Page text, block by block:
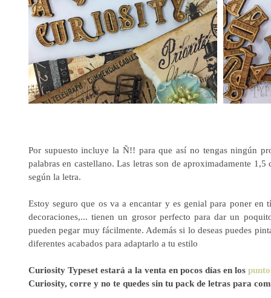
Por supuesto incluye la Ñ!! para que así no tengas ningún
palabras en castellano. Las letras son de aproximadamente
según la letra.
Estoy seguro que os va a encantar y es genial para poner en
decoraciones,... tienen un grosor perfecto para dar un
pueden pegar muy fácilmente. Además si lo deseas puedes
diferentes acabados para adaptarlo a tu estilo
Curiosity Typeset estará a la venta en pocos días en los
Curiosity, corre y no te quedes sin tu pack de letras para